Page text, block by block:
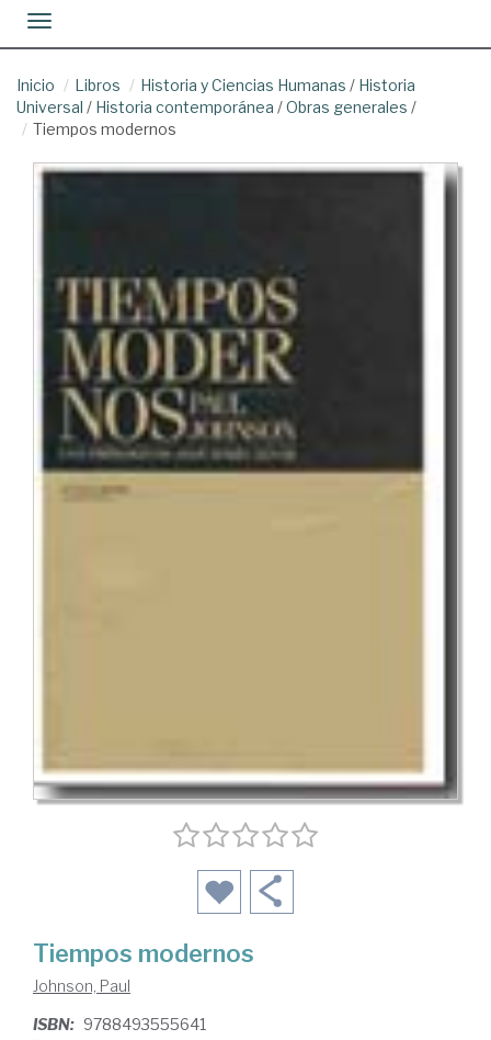
Toggle navigation
Inicio Libros Historia y Ciencias Humanas / Historia
Universal / Historia contemporánea /Obras generales /
Tiempos modernos
Tiempos modernos
Johnson, Paul
ISBN: 9788493555641